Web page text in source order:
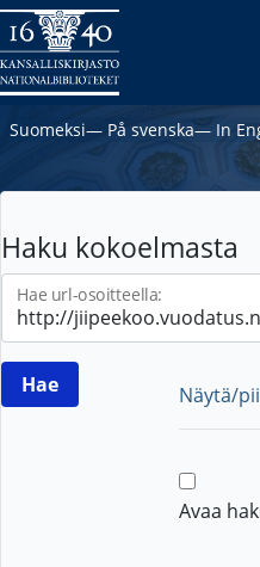
Suomeksi― På svenska― In
Haku kokoelmasta
Hae url-osoitteella:
Näytä/
Avaa